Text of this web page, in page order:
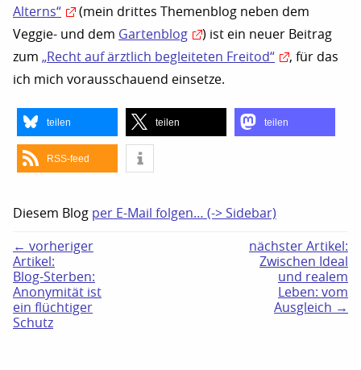
Alterns“
(mein drittes Themenblog neben dem
Veggie- und dem Gartenblog
) ist ein neuer Beitrag
zum „Recht auf ärztlich begleiteten Freitod“
, für das
ich mich vorausschauend einsetze.
teilen teilen teilen
RSS-feed
Diesem Blog per E-Mail folgen… (-> Sidebar)
← vorheriger
Artikel:
Blog-Sterben:
Anonymität ist
ein flüchtiger
Schutz
nächster Artikel:
Zwischen Ideal
und realem
Leben: vom
Ausgleich →